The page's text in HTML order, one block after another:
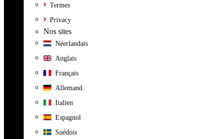
Termes
Privacy
Nos sites
Néerlandais
Anglais
Français
Allemand
Italien
Espagnol
Suédois